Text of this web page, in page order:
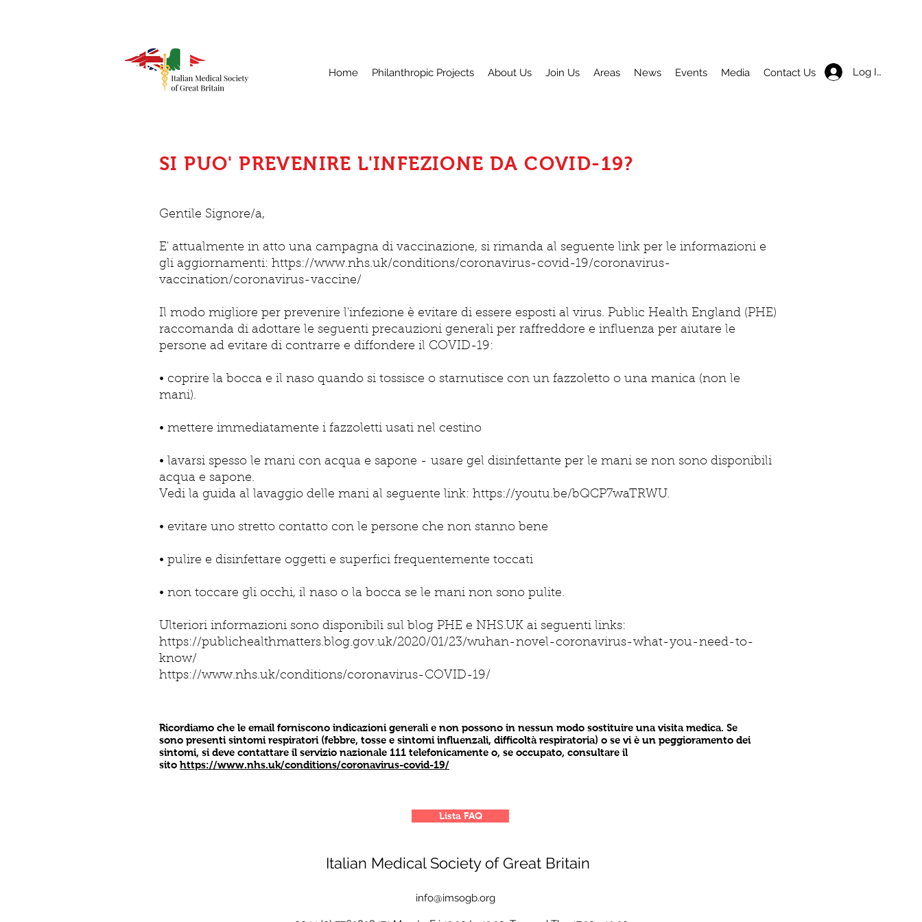
Home Philanthropic Projects About Us Join Us Areas News Events Media Contact Us Log In
SI PUO' PREVENIRE L'INFEZIONE DA COVID-19?
Gentile Signore/a,
E' attualmente in atto una campagna di vaccinazione, si rimanda al seguente link per le informazioni e
gli aggiornamenti: https://www.nhs.uk/conditions/coronavirus-covid-19/coronavirus-
vaccination/coronavirus-vaccine/
Il modo migliore per prevenire l'infezione è evitare di essere esposti al virus. Public Health England (PHE)
raccomanda di adottare le seguenti precauzioni generali per raffreddore e influenza per aiutare le
persone ad evitare di contrarre e diffondere il COVID-19:
• coprire la bocca e il naso quando si tossisce o starnutisce con un fazzoletto o una manica (non le
mani).
• mettere immediatamente i fazzoletti usati nel cestino
• lavarsi spesso le mani con acqua e sapone - usare gel disinfettante per le mani se non sono disponibili
acqua e sapone.
Vedi la guida al lavaggio delle mani al seguente link: https://youtu.be/bQCP7waTRWU.
• evitare uno stretto contatto con le persone che non stanno bene
• pulire e disinfettare oggetti e superfici frequentemente toccati
• non toccare gli occhi, il naso o la bocca se le mani non sono pulite.
Ulteriori informazioni sono disponibili sul blog PHE e NHS.UK ai seguenti links:
https://publichealthmatters.blog.gov.uk/2020/01/23/wuhan-novel-coronavirus-what-you-need-to-
know/
https://www.nhs.uk/conditions/coronavirus-COVID-19/
Ricordiamo che le email forniscono indicazioni generali e non possono in nessun modo sostituire una visita medica. Se
sono presenti sintomi respiratori (febbre, tosse e sintomi influenzali, difficoltà respiratoria) o se vi è un peggioramento dei
sintomi, si deve contattare il servizio nazionale 111 telefonicamente o, se occupato, consultare il
sito https://www.nhs.uk/conditions/coronavirus-covid-19/
Lista FAQ
Italian Medical Society of Great Britain
info@imsogb.org